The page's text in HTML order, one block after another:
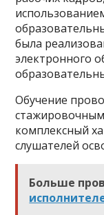
была
электронного
Обучение
комплексный
слушателей
Больше